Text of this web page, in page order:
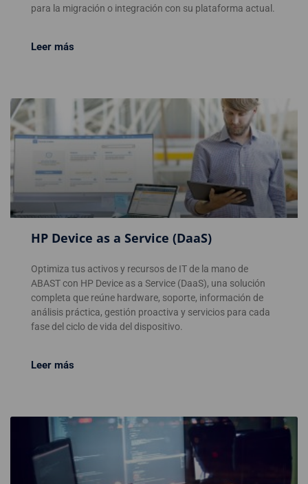
para la migración o integración con su plataforma actual.
Leer más
HP Device as a Service (DaaS)
Optimiza tus activos y recursos de IT de la mano de
ABAST con HP Device as a Service (DaaS), una solución
completa que reúne hardware, soporte, información de
análisis práctica, gestión proactiva y servicios para cada
fase del ciclo de vida del dispositivo.
Leer más